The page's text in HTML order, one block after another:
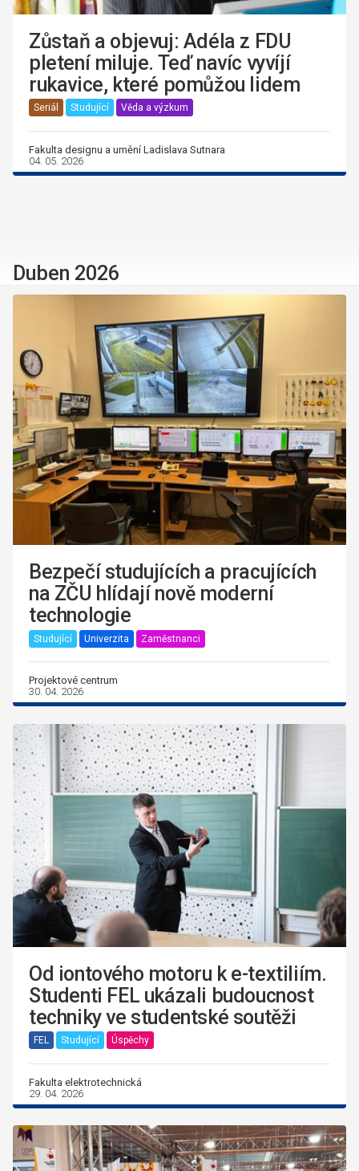
Zůstaň a objevuj: Adéla z FDU
pletení miluje. Teď navíc vyvíjí
rukavice, které pomůžou lidem
Seriál Studující Věda a výzkum
Fakulta designu a umění Ladislava Sutnara
04. 05. 2026
Duben 2026
Bezpečí studujících a pracujících
na ZČU hlídají nově moderní
technologie
Studující Univerzita Zaměstnanci
Projektové centrum
30. 04. 2026
Od iontového motoru k e-textiliím.
Studenti FEL ukázali budoucnost
techniky ve studentské soutěži
FEL Studující Úspěchy
Fakulta elektrotechnická
29. 04. 2026